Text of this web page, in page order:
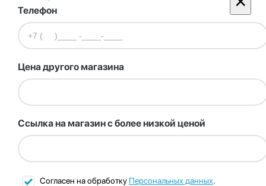
Телефон
Цена другого магазина
Ссылка на магазин с более низкой ценой
Согласен на обработку Персональных данных.